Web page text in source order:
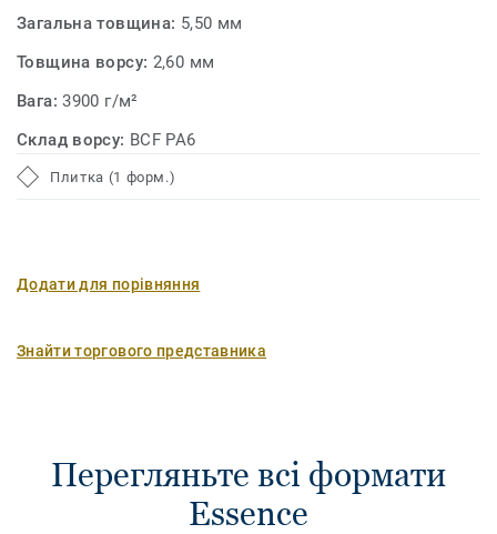
Загальна товщина: 5,50 мм
Товщина ворсу: 2,60 мм
Вага:3900 г/м²
Склад ворсу: BCF PA6
Плитка (1 форм.)
Додати для порівняння
Знайти торгового представника
Перегляньте всі формати
Essence